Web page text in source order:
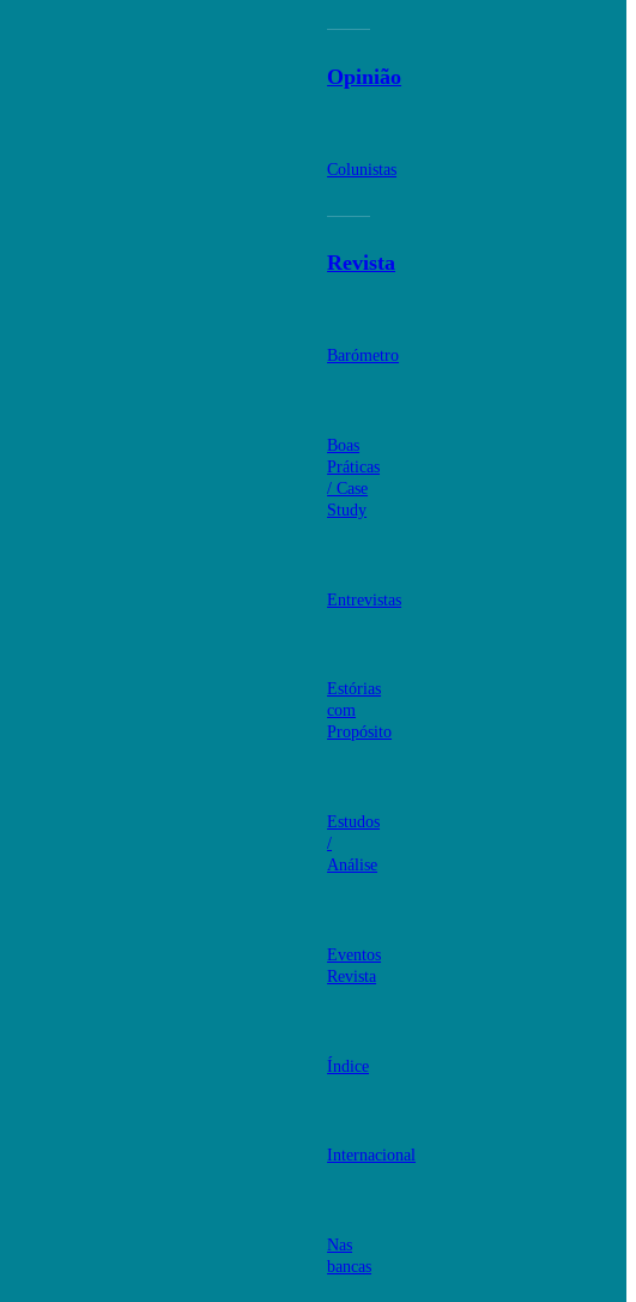
Opinião
Colunistas
Revista
Barómetro
Boas
Práticas
/ Case
Study
Entrevistas
Estórias
com
Propósito
Estudos
/
Análise
Eventos
Revista
Índice
Internacional
Nas
bancas